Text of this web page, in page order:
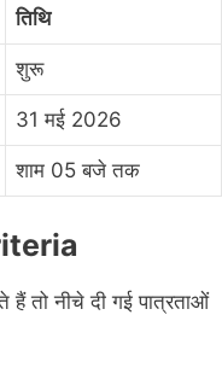
तिथि
शुरू
31 मई 2026
शाम 05 बजे तक
तो नीचे दी गई पात्रताओं